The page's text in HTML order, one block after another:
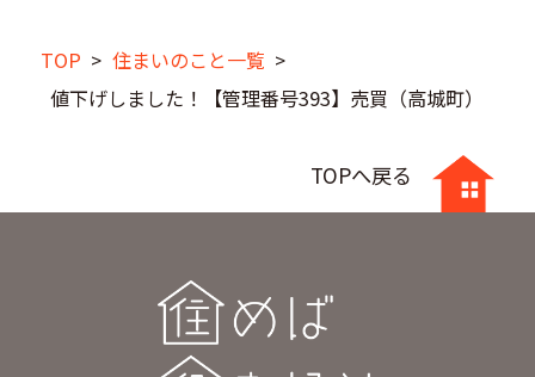
TOP > 住まいのこと一覧 >
値下げしました！【管理番号393】売買（高城町）
TOPへ戻る